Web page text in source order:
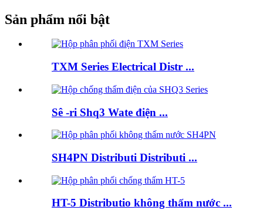
Sản phẩm nổi bật
TXM Series Electrical Distr ...
Sê -ri Shq3 Wate điện ...
SH4PN Distributi Distributi ...
HT-5 Distributio không thấm nước ...